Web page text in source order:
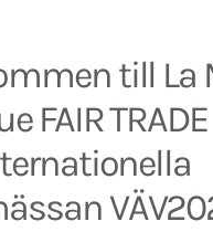
till La
FAIR